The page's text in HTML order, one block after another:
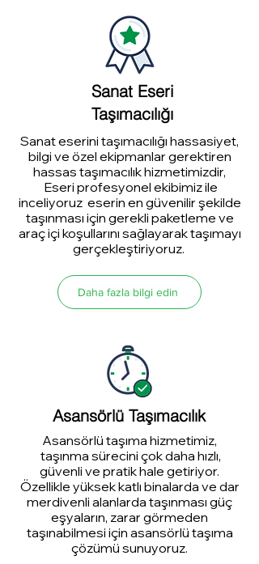
Sanat Eseri
Taşımacılığı
Sanat eserini taşımacılığı hassasiyet,
bilgi ve özel ekipmanlar gerektiren
hassas taşımacılık hizmetimizdir,
Eseri profesyonel ekibimiz ile
inceliyoruz eserin en güvenilir şekilde
taşınması için gerekli paketleme ve
araç içi koşullarını sağlayarak taşımayı
gerçekleştiriyoruz.
Daha fazla bilgi edin
Asansörlü Taşımacılık
Asansörlü taşıma hizmetimiz,
taşınma sürecini çok daha hızlı,
güvenli ve pratik hale getiriyor.
Özellikle yüksek katlı binalarda ve dar
merdivenli alanlarda taşınması güç
eşyaların, zarar görmeden
taşınabilmesi için asansörlü taşıma
çözümü sunuyoruz.